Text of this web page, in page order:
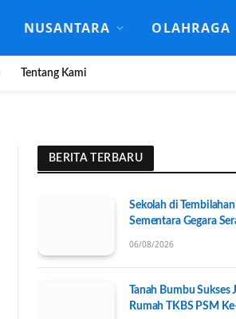
NUSANTARA OLAHRAGA
Tentang Kami
BERITA TERBARU
Sekolah di
Sementara Gegara
06/08/2026
Tanah Bumbu Sukses
Rumah TKBS PSM